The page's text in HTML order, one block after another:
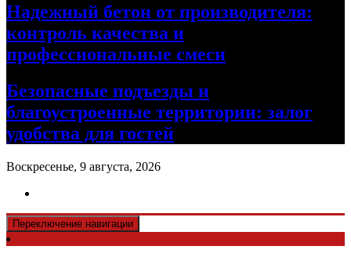
Надежный бетон от производителя:
контроль качества и
профессиональные смеси
Безопасные подъезды и
благоустроенные территории: залог
удобства для гостей
Воскресенье, 9 августа, 2026
Переключение навигации